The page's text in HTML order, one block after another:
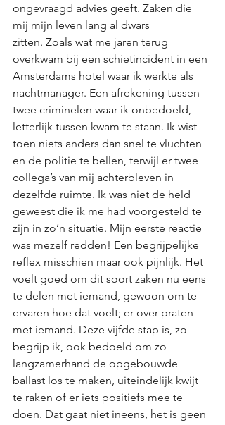
ongevraagd advies geeft. Zaken die
mij mijn leven lang al dwars
zitten. Zoals wat me jaren terug
overkwam bij een schietincident in een
Amsterdams hotel waar ik werkte als
nachtmanager. Een afrekening tussen
twee criminelen waar ik onbedoeld,
letterlijk tussen kwam te staan. Ik wist
toen niets anders dan snel te vluchten
en de politie te bellen, terwijl er twee
collega’s van mij achterbleven in
dezelfde ruimte. Ik was niet de held
geweest die ik me had voorgesteld te
zijn in zo’n situatie. Mijn eerste reactie
was mezelf redden! Een begrijpelijke
reflex misschien maar ook pijnlijk. Het
voelt goed om dit soort zaken nu eens
te delen met iemand, gewoon om te
ervaren hoe dat voelt; er over praten
met iemand. Deze vijfde stap is, zo
begrijp ik, ook bedoeld om zo
langzamerhand de opgebouwde
ballast los te maken, uiteindelijk kwijt
te raken of er iets positiefs mee te
doen. Dat gaat niet ineens, het is geen